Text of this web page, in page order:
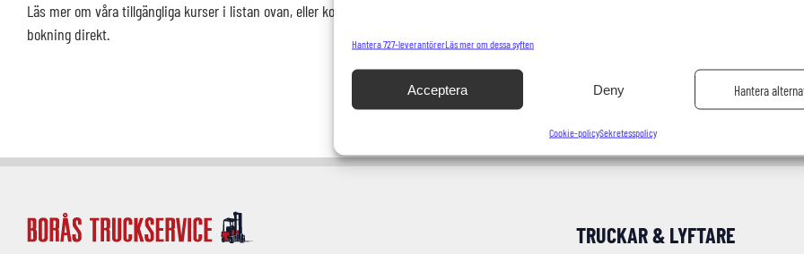
Hantera 727-leverantörerLäs mer om dessa syften
Acceptera Deny Hantera
Cookie-policySekretesspolicy
Läs mer om våra tillgängliga kurser i listan ovan, eller kontakta Christer för mer information eller
bokning direkt.
TRUCKAR & LYFTARE